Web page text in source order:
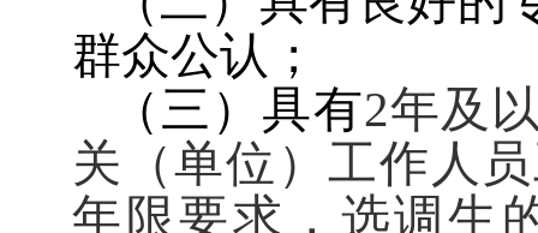
群众公认；
（三）具有2年及
关（单位）工作人
年限要求，选调生